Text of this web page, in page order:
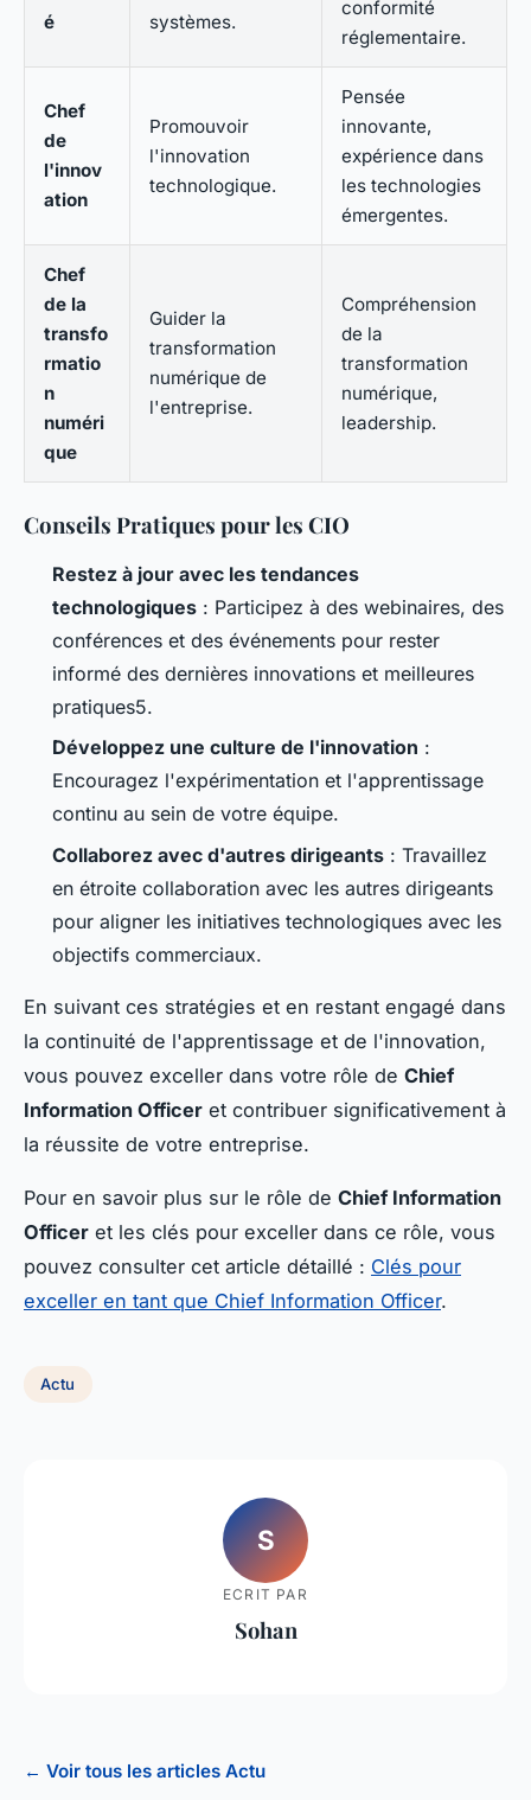
é
systèmes.
conformité
réglementaire.
Chef
de
l'innov
ation
Promouvoir
l'innovation
technologique.
Pensée
innovante,
expérience dans
les technologies
émergentes.
Chef
de la
transfo
rmatio
n
numéri
que
Guider la
transformation
numérique de
l'entreprise.
Compréhension
de la
transformation
numérique,
leadership.
Conseils Pratiques pour les CIO
Restez à jour avec les tendances
technologiques : Participez à des webinaires, des
conférences et des événements pour rester
informé des dernières innovations et meilleures
pratiques5.
Développez une culture de l'innovation :
Encouragez l'expérimentation et l'apprentissage
continu au sein de votre équipe.
Collaborez avec d'autres dirigeants : Travaillez
en étroite collaboration avec les autres dirigeants
pour aligner les initiatives technologiques avec les
objectifs commerciaux.
En suivant ces stratégies et en restant engagé dans
la continuité de l'apprentissage et de l'innovation,
vous pouvez exceller dans votre rôle de Chief
Information Officer et contribuer significativement à
la réussite de votre entreprise.
Pour en savoir plus sur le rôle de Chief Information
Officer et les clés pour exceller dans ce rôle, vous
pouvez consulter cet article détaillé : Clés pour
exceller en tant que Chief Information Officer.
Actu
S
ECRIT PAR
Sohan
← Voir tous les articles Actu